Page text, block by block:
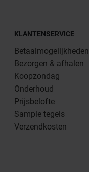
KLANTENSERVICE
Betaalmogelijkheden
Bezorgen & afhalen
Koopzondag
Onderhoud
Prijsbelofte
Sample tegels
Verzendkosten